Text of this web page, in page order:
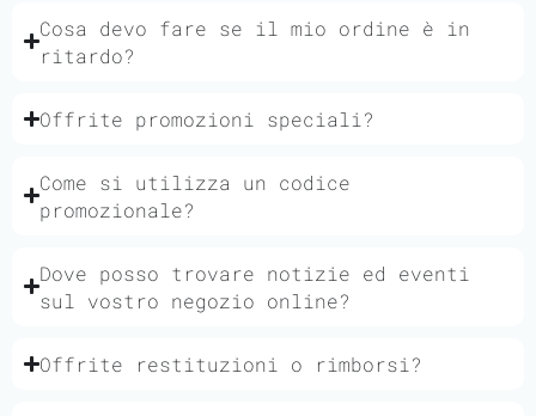
Cosa devo fare se il mio ordine è in
ritardo?
Offrite promozioni speciali?
Come si utilizza un codice
promozionale?
Dove posso trovare notizie ed eventi
sul vostro negozio online?
Offrite restituzioni o rimborsi?